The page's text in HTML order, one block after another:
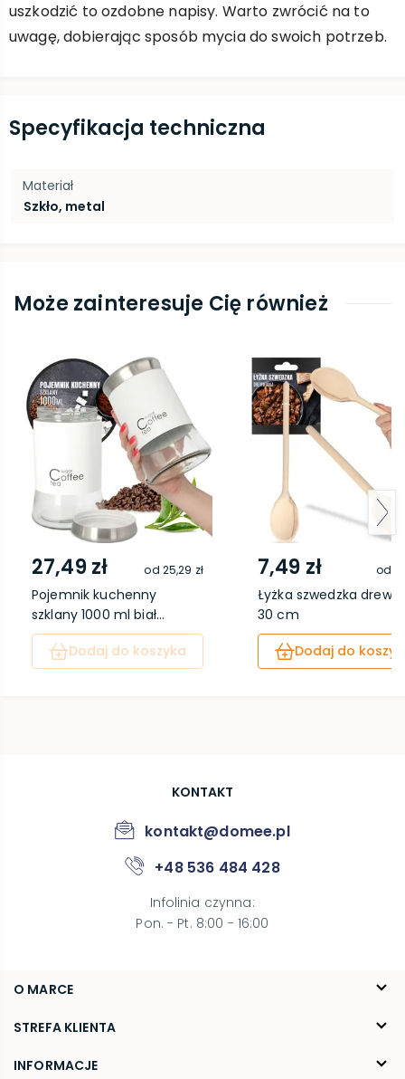
uszkodzić to ozdobne napisy. Warto zwrócić na to
uwagę, dobierając sposób mycia do swoich potrzeb.
Specyfikacja techniczna
Materiał
Szkło, metal
Może zainteresuje Cię również
27,49 zł od 25,29 zł
Pojemnik kuchenny
szklany 1000 ml biał...
Dodaj do koszyka
7,49 zł od
Łyżka szwedzka
30 cm
Dodaj do
O MARCE
O nas
Blog
STREFA KLIENTA
FAQ
INFORMACJE
KONTAKT
kontakt@domee.pl
+48 536 484 428
Infolinia czynna:
Pon. - Pt. 8:00 - 16:00